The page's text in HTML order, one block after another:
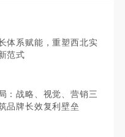
体系赋能，重塑西北实
范式
：战略、视觉、营销三
品牌长效复利壁垒